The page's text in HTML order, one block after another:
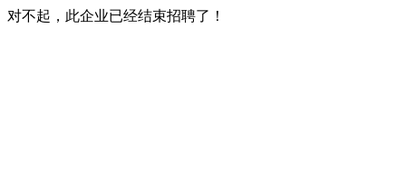
对不起，此企业已经结束招聘了！